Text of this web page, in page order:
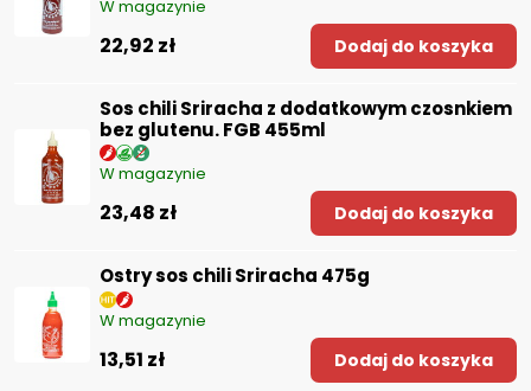
W magazynie
22,92 zł Dodaj do koszyka
Sos chili Sriracha z dodatkowym czosnkiem
bez glutenu. FGB 455ml
W magazynie
23,48 zł Dodaj do koszyka
Ostry sos chili Sriracha 475g
W magazynie
13,51 zł Dodaj do koszyka